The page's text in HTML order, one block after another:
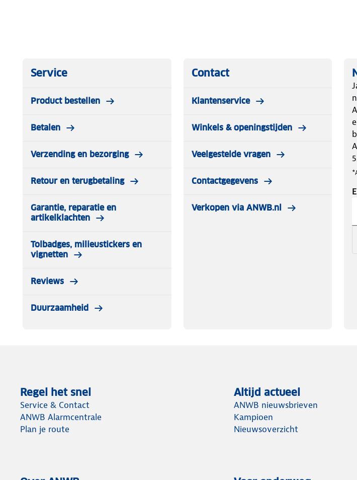
Service
Product bestellen
Betalen
Verzending en bezorging
Retour en terugbetaling
Garantie, reparatie en
artikelklachten
Tolbadges, milieustickers en
vignetten
Reviews
Duurzaamheid
Contact
Klantenservice
Winkels & openingstijden
Veelgestelde vragen
Contactgegevens
Verkopen via ANWB.nl
Regel het snel
Service & Contact
ANWB Alarmcentrale
Plan je route
Altijd actueel
ANWB nieuwsbrieven
Kampioen
Nieuwsoverzicht